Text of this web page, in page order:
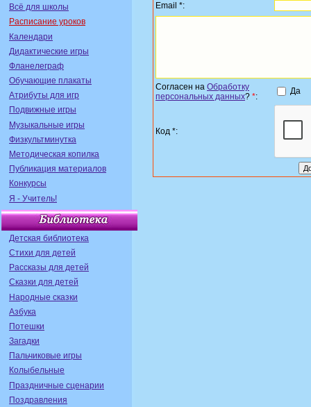
Всё для школы
Расписание уроков
Календари
Дидактические игры
Фланелеграф
Обучающие плакаты
Атрибуты для игр
Подвижные игры
Музыкальные игры
Физкультминутка
Методическая копилка
Публикация материалов
Конкурсы
Я - Учитель!
Детская библиотека
Стихи для детей
Рассказы для детей
Сказки для детей
Народные сказки
Азбука
Потешки
Загадки
Пальчиковые игры
Колыбельные
Праздничные сценарии
Поздравления
Email *:
Согласен на Обработку
персональных данных? *:
Да
Код *: